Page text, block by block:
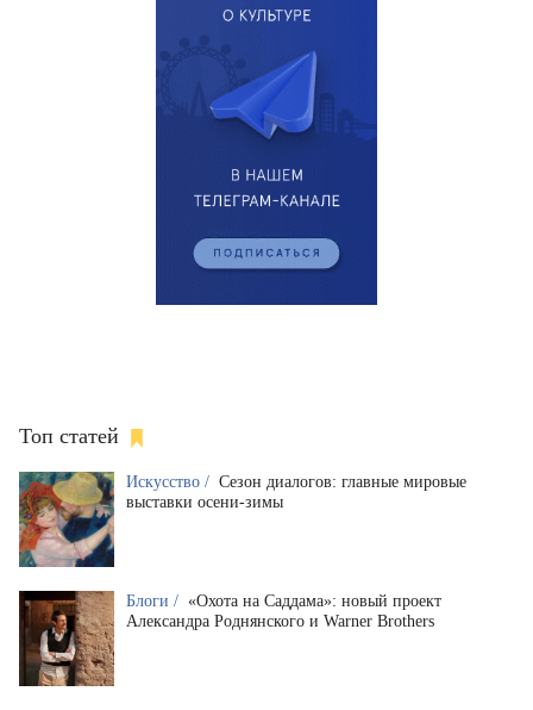
Топ статей
Искусство / Сезон диалогов: главные мировые
выставки осени-зимы
Блоги / «Охота на Саддама»: новый проект
Александра Роднянского и Warner Brothers